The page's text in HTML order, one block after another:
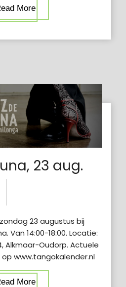
More
23 aug.
23 augustus bij
Van 14:00-18:00. Locatie:
Alkmaar-Oudorp. Actuele
www.tangokalender.nl
More